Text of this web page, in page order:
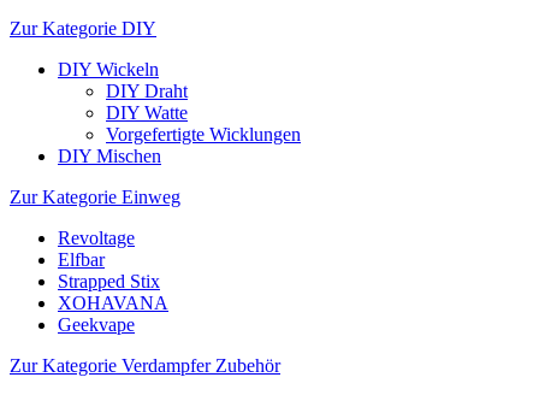
Zur Kategorie DIY
DIY Wickeln
DIY Draht
DIY Watte
Vorgefertigte Wicklungen
DIY Mischen
Zur Kategorie Einweg
Revoltage
Elfbar
Strapped Stix
XOHAVANA
Geekvape
Zur Kategorie Verdampfer Zubehör